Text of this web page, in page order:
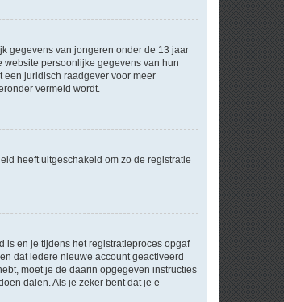
gegevens van jongeren onder de 13 jaar
website persoonlijke gegevens van hun
een juridisch raadgever voor meer
vermeld wordt.
heeft uitgeschakeld om zo de registratie
is en je tijdens het registratieproces opgaf
dat iedere nieuwe account geactiveerd
moet je de daarin opgegeven instructies
dalen. Als je zeker bent dat je e-